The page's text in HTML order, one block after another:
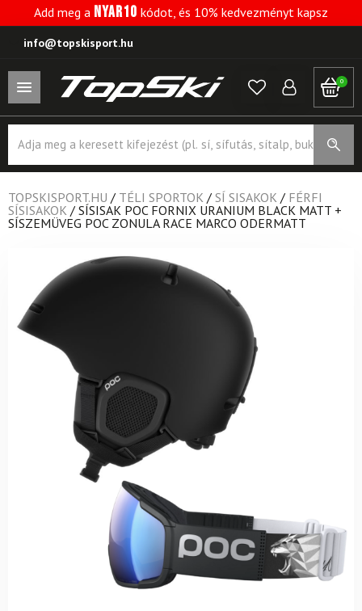
Add meg a NYAR10 kódot, és 10% kedvezményt kapsz
info@topskisport.hu
0
search
TOPSKISPORT.HU / TÉLI SPORTOK / SÍ SISAKOK / FÉRFI
SÍSISAKOK / SÍSISAK POC FORNIX URANIUM BLACK MATT +
SÍSZEMÜVEG POC ZONULA RACE MARCO ODERMATT